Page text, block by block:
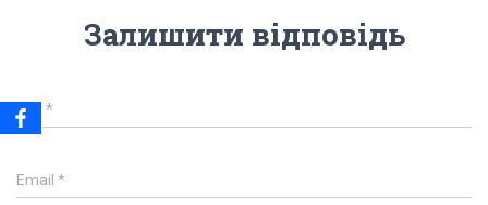
Залишити відповідь
Ім'я *
Email *